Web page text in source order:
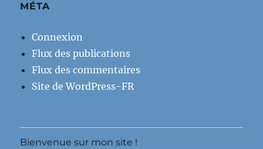
MÉTA
Connexion
Flux des publications
Flux des commentaires
Site de WordPress-FR
Bienvenue sur mon site !